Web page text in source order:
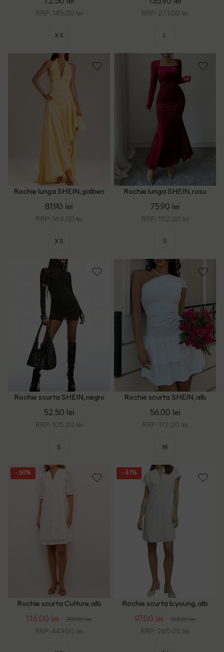
RRP: 145.00 lei
XS
RRP: 271.00 lei
L
Rochie lunga SHEIN, galben
81.90 lei
RRP: 164.00 lei
XS
Rochie lunga SHEIN, rosu
75.90 lei
RRP: 152.00 lei
S
Rochie scurta SHEIN, negru
52.50 lei
RRP: 105.00 lei
S
Rochie scurta SHEIN, alb
56.00 lei
RRP: 112.00 lei
M
- 60%
Rochie scurta Culture, alb
116.00 lei 289.00 lei
RRP: 449.00 lei
- 41%
Rochie scurta b.young, alb
97.00 lei 165.00 lei
RRP: 265.00 lei